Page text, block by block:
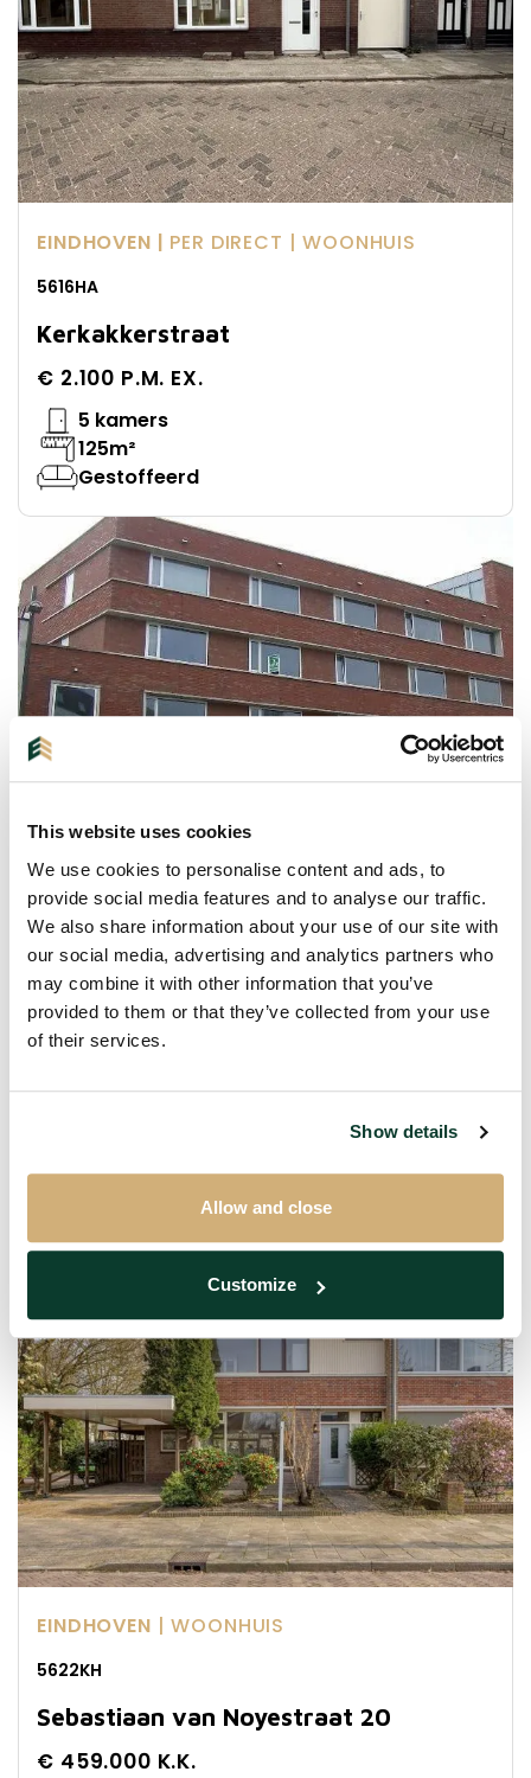
This website uses cookies
We use cookies to personalise content and ads, to
provide social media features and to analyse our traffic.
We also share information about your use of our site with
our social media, advertising and analytics partners who
may combine it with other information that you’ve
provided to them or that they’ve collected from your use
of their services.
Show details
Allow and close
Customize
EINDHOVEN | PER DIRECT | WOONHUIS
5616HA
Kerkakkerstraat
€ 2.100 P.M. EX.
5 kamers
125m²
Gestoffeerd
EINDHOVEN |PER DIRECT | GALERIJFLAT
5611SH
Geldropseweg
Gestoffeerd
Verkocht onder voorbehoud
EINDHOVEN | WOONHUIS
5622KH
Sebastiaan van Noyestraat 20
€ 459.000 K.K.